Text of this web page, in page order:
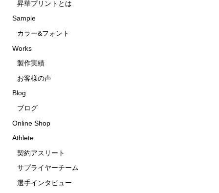
昇華プリントとは
Sample
カラー&フォント
Works
製作実績
お客様の声
Blog
ブログ
Online Shop
Athlete
契約アスリート
サプライヤーチーム
選手インタビュー